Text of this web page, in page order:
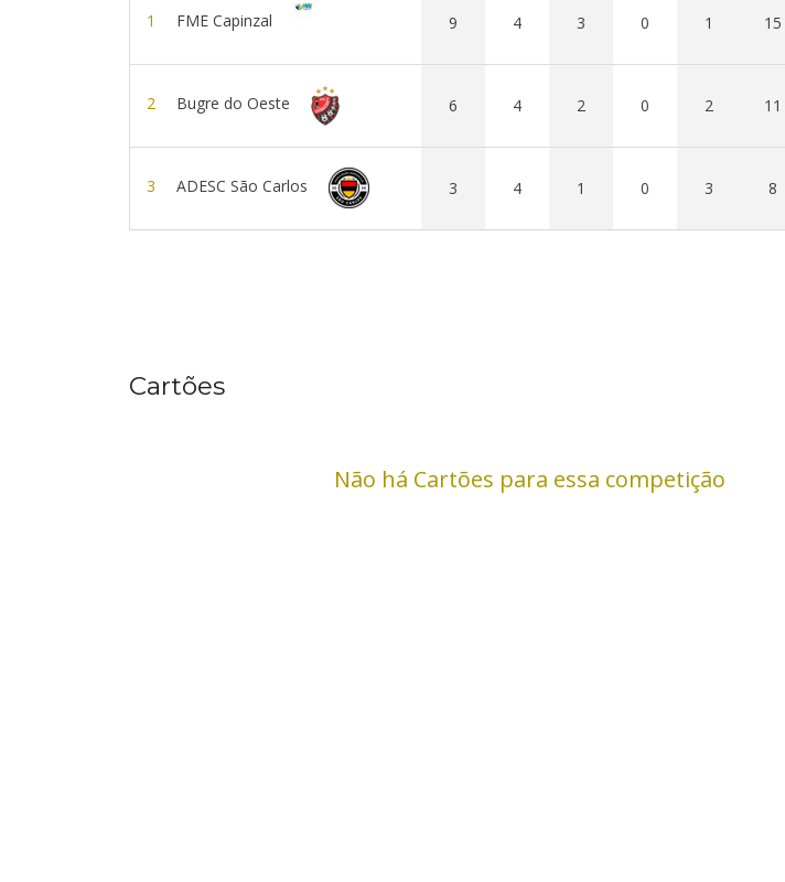
1 FME Capinzal 9 4 3 0 1 15
2 Bugre do Oeste 6 4 2 0 2 11
3 ADESC São Carlos 3 4 1 0 3 8
Cartões
Não há Cartões para essa competição